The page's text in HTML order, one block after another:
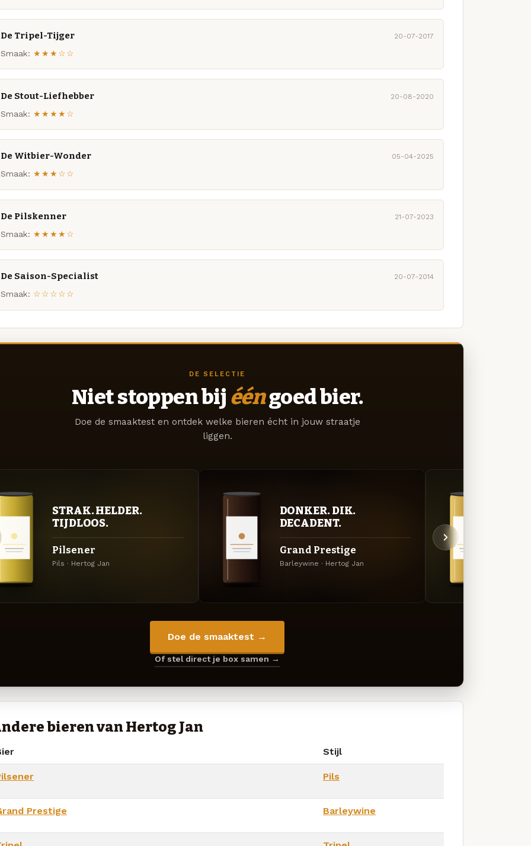
De Tripel-Tijger 20-07-2017
Smaak: ★★★☆☆
De Stout-Liefhebber 20-08-2020
Smaak: ★★★★☆
De Witbier-Wonder 05-04-2025
Smaak: ★★★☆☆
De Pilskenner 21-07-2023
Smaak: ★★★★☆
De Saison-Specialist 20-07-2014
Smaak: ☆☆☆☆☆
DE SELECTIE
Niet stoppen bij ééngoed bier.
Doe de smaaktest en ontdek welke bieren écht in jouw straatje
liggen.
STRAK. HELDER.
TIJDLOOS.
Pilsener
Pils · Hertog Jan
DONKER. DIK.
DECADENT.
Grand Prestige
Barleywine · Hertog Jan
Doe de smaaktest →
Of stel direct je box samen →
bieren van Hertog Jan
Stijl
Pils
Prestige Barleywine